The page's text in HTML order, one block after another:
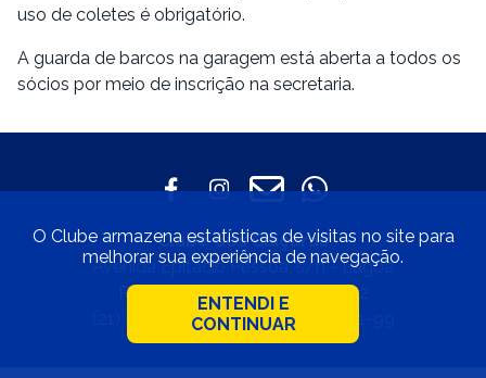
uso de coletes é obrigatório.
A guarda de barcos na garagem está aberta a todos os
sócios por meio de inscrição na secretaria.
Clube dos Caiçaras
Avenida Epitácio Pessoa, s/n - Lagoa
Rio de Janeiro • CEP 22471-002
(21) 2529-4800 • 33.597.550/0001-99
O Clube armazena estatísticas de visitas no site para
melhorar sua experiência de navegação.
ENTENDI E
CONTINUAR